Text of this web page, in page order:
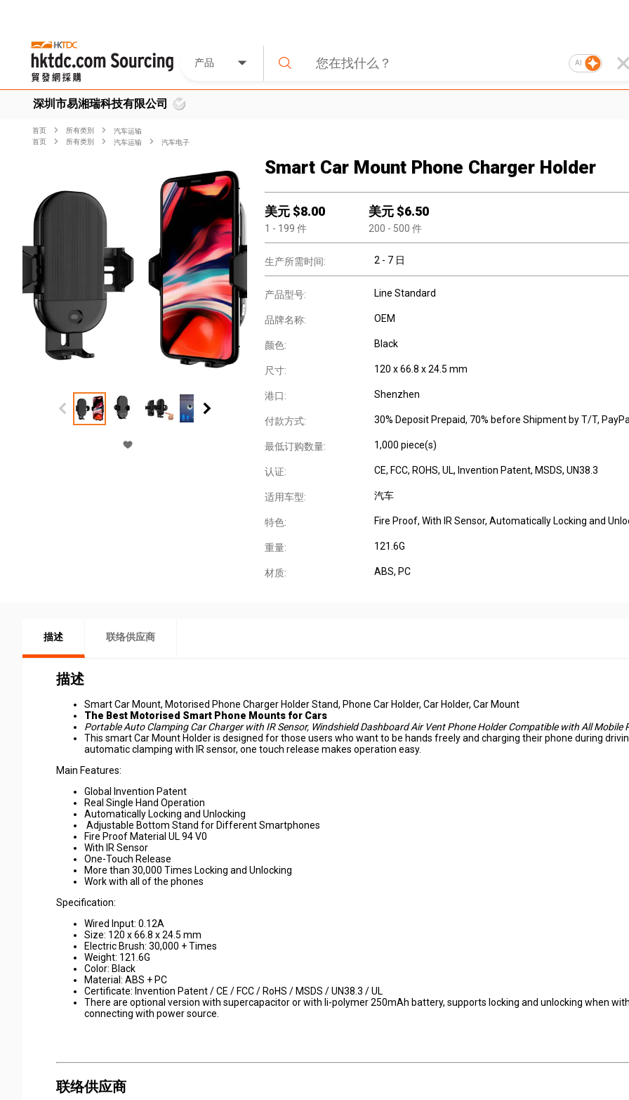
产品 AI
深圳市易湘瑞科技有限公司
首页 所有类別
汽车运输
首页
所有类別 汽车运输 汽车电子
Smart Car Mount Phone Charger Holder
美元 $8.00
1 - 199 件
美元 $6.50
200 - 500 件
生产所需时间: 2 - 7 日
产品型号: Line Standard
品牌名称: OEM
颜色: Black
尺寸: 120 x 66.8 x 24.5 mm
港口: Shenzhen
付款方式: 30% Deposit Prepaid, 70% before Shipment by T/T,
最低订购数量: 1,000 piece(s)
认证: CE, FCC, ROHS, UL, Invention Patent, MSDS, UN38.3
适用车型: 汽车
特色: Fire Proof, With IR Sensor, Automatically Locking and
重量: 121.6G
材质: ABS, PC
描述 联络供应商
描述
Smart Car Mount, Motorised Phone Charger Holder Stand, Phone Car Holder, Car Holder, Car Mount
The Best Motorised Smart Phone Mounts for Cars
Portable Auto Clamping Car Charger with IR Sensor, Windshield Dashboard Air Vent Phone Holder Compatible with All Mobile
This smart Car Mount Holder is designed for those users who want to be hands freely and charging their phone during
automatic clamping with IR sensor, one touch release makes operation easy.
Main Features:
Global Invention Patent
Real Single Hand Operation
Automatically Locking and Unlocking
Adjustable Bottom Stand for Different Smartphones
Fire Proof Material UL 94 V0
With IR Sensor
One-Touch Release
More than 30,000 Times Locking and Unlocking
Work with all of the phones
Specification:
Wired Input: 0.12A
Size: 120 x 66.8 x 24.5 mm
Electric Brush: 30,000 + Times
Weight: 121.6G
Color: Black
Material: ABS + PC
Certificate: Invention Patent / CE / FCC / RoHS / MSDS / UN38.3 / UL
There are optional version with supercapacitor or with li-polymer 250mAh battery, supports locking and unlocking when
connecting with power source.
联络供应商